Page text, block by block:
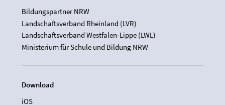
Bildungspartner NRW
Landschaftsverband Rheinland (LVR)
Landschaftsverband Westfalen-Lippe (LWL)
Ministerium für Schule und Bildung NRW
Download
iOS